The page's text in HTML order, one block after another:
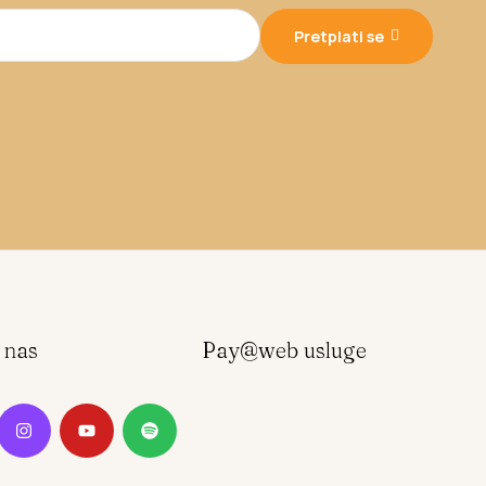
Pretplati se
Pay@web usluge